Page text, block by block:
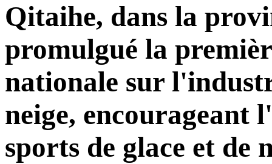
Qitaihe, dans la
promulgué la
nationale sur
neige, encourageant
sports de glace et de